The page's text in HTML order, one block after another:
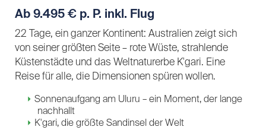
Ab 9.495 € p. P. inkl. Flug
22 Tage, ein ganzer Kontinent: Australien zeigt sich
von seiner größten Seite – rote Wüste, strahlende
Küstenstädte und das Weltnaturerbe K'gari. Eine
Reise für alle, die Dimensionen spüren wollen.
Sonnenaufgang am Uluru – ein Moment, der lange
nachhallt
K'gari, die größte Sandinsel der Welt